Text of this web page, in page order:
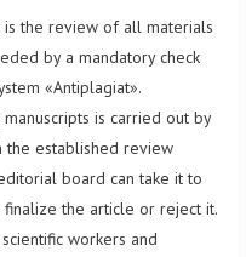
is the review of all materials
by a mandatory check
«Antiplagiat».
is carried out by
the established review
board can take it to
the article or reject it.
workers and